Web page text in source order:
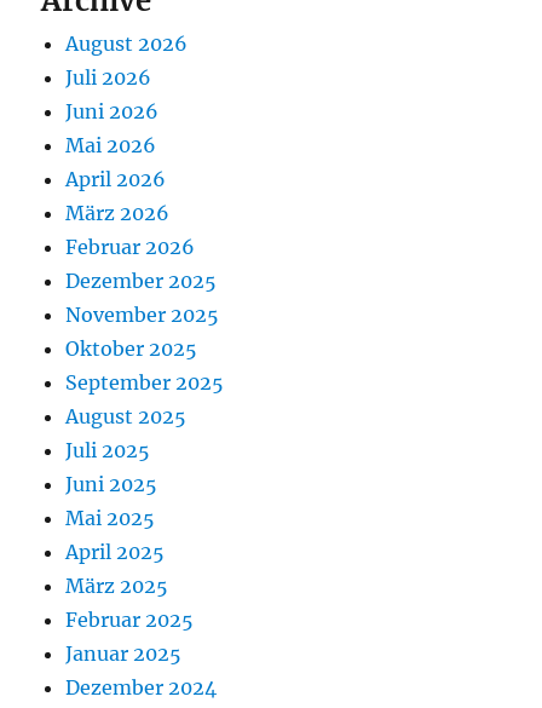
August 2026
Juli 2026
Juni 2026
Mai 2026
April 2026
März 2026
Februar 2026
Dezember 2025
November 2025
Oktober 2025
September 2025
August 2025
Juli 2025
Juni 2025
Mai 2025
April 2025
März 2025
Februar 2025
Januar 2025
Dezember 2024